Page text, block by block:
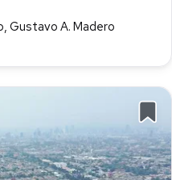
Gustavo A. Madero